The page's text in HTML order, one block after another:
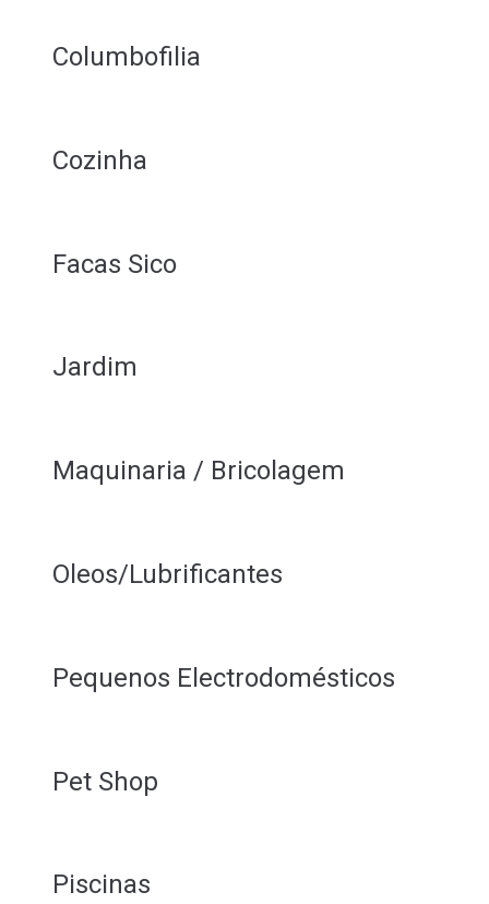
Columbofilia
Cozinha
Facas Sico
Jardim
Maquinaria / Bricolagem
Oleos/Lubrificantes
Pequenos Electrodomésticos
Pet Shop
Piscinas